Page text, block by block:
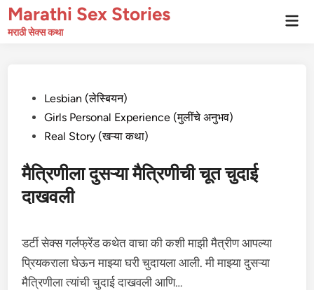
Skip
toMarathi Sex Stories
मराठी सेक्स कथा
PostedLesbian (लेस्बियन)
Girls Personal Experience (मुलींचे अनुभव)
Real Story (खऱ्या कथा)
मैत्रिणीला दुसऱ्या मैत्रिणीची चूत चुदाई
दाखवली
डर्टी सेक्स गर्लफ्रेंड कथेत वाचा की कशी माझी मैत्रीण आपल्या
प्रियकराला घेऊन माझ्या घरी चुदायला आली. मी माझ्या दुसऱ्या
मैत्रिणीला त्यांची चुदाई दाखवली आणि…